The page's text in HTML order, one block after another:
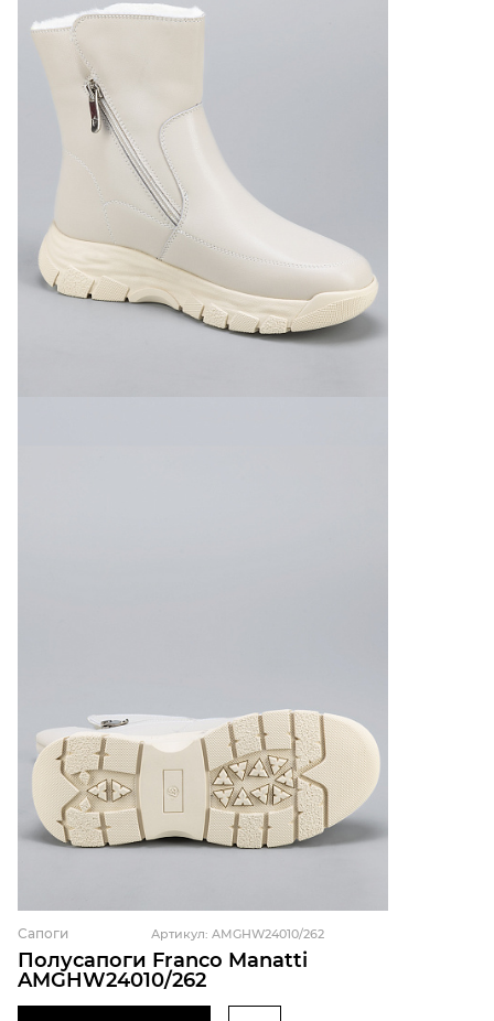
Полусапоги Franco Manatti
AMGHW24010/262
Сапоги Артикул: AMGHW24010/262